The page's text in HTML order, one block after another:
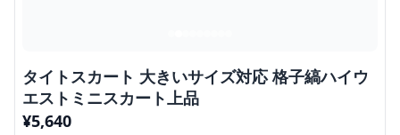
タイトスカート 大きいサイズ対応 格子縞ハイウ
エストミニスカート上品
¥5,640